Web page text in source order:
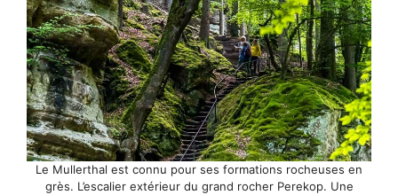
Le Mullerthal est connu pour ses formations rocheuses en
grès. L’escalier extérieur du grand rocher Perekop. Une